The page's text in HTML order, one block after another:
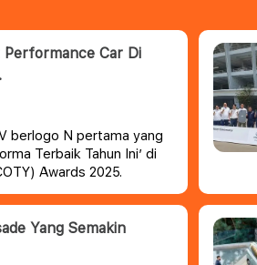
Performance Car Di
berlogo N pertama yang
Terbaik Tahun Ini’ di
Awards 2025.
Yang Semakin